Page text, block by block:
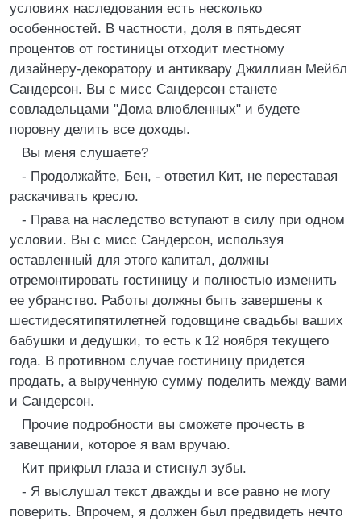
условиях наследования есть несколько
особенностей. В частности, доля в пятьдесят
процентов от гостиницы отходит местному
дизайнеру-декоратору и антиквару Джиллиан Мейбл
Сандерсон. Вы с мисс Сандерсон станете
совладельцами "Дома влюбленных" и будете
поровну делить все доходы.
Вы меня слушаете?
- Продолжайте, Бен, - ответил Кит, не переставая
раскачивать кресло.
- Права на наследство вступают в силу при одном
условии. Вы с мисс Сандерсон, используя
оставленный для этого капитал, должны
отремонтировать гостиницу и полностью изменить
ее убранство. Работы должны быть завершены к
шестидесятипятилетней годовщине свадьбы ваших
бабушки и дедушки, то есть к 12 ноября текущего
года. В противном случае гостиницу придется
продать, а вырученную сумму поделить между вами
и Сандерсон.
Прочие подробности вы сможете прочесть в
завещании, которое я вам вручаю.
Кит прикрыл глаза и стиснул зубы.
- Я выслушал текст дважды и все равно не могу
поверить. Впрочем, я должен был предвидеть нечто